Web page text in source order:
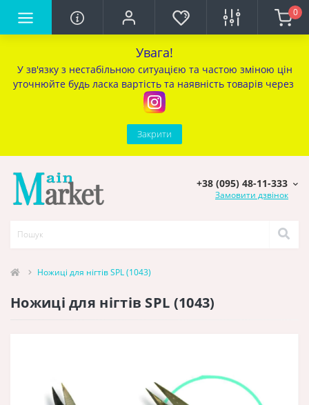
Увага!
У зв'язку з нестабільною ситуацією та частою зміною цін
уточнюйте будь ласка вартість та наявність товарів через
Закрити
0
+38 (095) 48-11-333
Замовити дзвінок
Ножиці для нігтів SPL (1043)
Ножиці для нігтів SPL (1043)